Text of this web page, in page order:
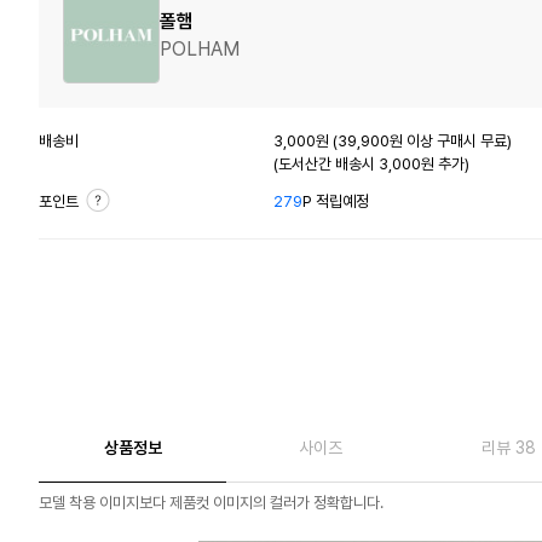
폴햄
POLHAM
배송비
3,000원 (39,900원 이상 구매시 무료)
(도서산간 배송시 3,000원 추가)
포인트 279P 적립예정
상품정보 사이즈 리뷰 38
모델 착용 이미지보다 제품컷 이미지의 컬러가 정확합니다.